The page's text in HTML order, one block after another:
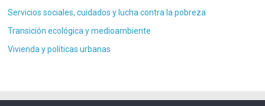
Servicios sociales, cuidados y lucha contra la pobreza
Transición ecológica y medioambiente
Vivienda y políticas urbanas